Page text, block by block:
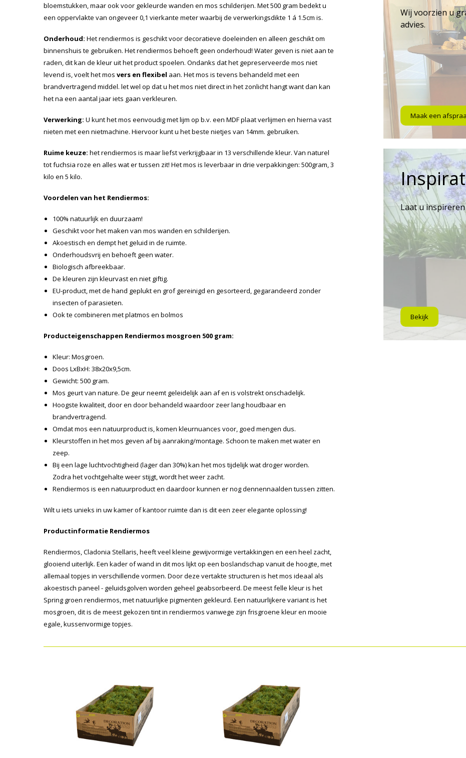
bloemstukken, maar ook voor gekleurde wanden en mos schilderijen. Met 500 gram bedekt u
een oppervlakte van ongeveer 0,1 vierkante meter waarbij de verwerkingsdikte 1 á 1.5cm is.
Onderhoud: Het rendiermos is geschikt voor decoratieve doeleinden en alleen geschikt om
binnenshuis te gebruiken. Het rendiermos behoeft geen onderhoud! Water geven is niet aan te
raden, dit kan de kleur uit het product spoelen. Ondanks dat het gepreserveerde mos niet
levend is, voelt het mos vers en flexibel aan. Het mos is tevens behandeld met een
brandvertragend middel. let wel op dat u het mos niet direct in het zonlicht hangt want dan kan
het na een aantal jaar iets gaan verkleuren.
Verwerking: U kunt het mos eenvoudig met lijm op b.v. een MDF plaat verlijmen en hierna vast
nieten met een nietmachine. Hiervoor kunt u het beste nietjes van 14mm. gebruiken.
Ruime keuze: het rendiermos is maar liefst verkrijgbaar in 13 verschillende kleur. Van naturel
tot fuchsia roze en alles wat er tussen zit! Het mos is leverbaar in drie verpakkingen: 500gram, 3
kilo en 5 kilo.
Voordelen van het Rendiermos:
100% natuurlijk en duurzaam!
Geschikt voor het maken van mos wanden en schilderijen.
Akoestisch en dempt het geluid in de ruimte.
Onderhoudsvrij en behoeft geen water.
Biologisch afbreekbaar.
De kleuren zijn kleurvast en niet giftig.
EU-product, met de hand geplukt en grof gereinigd en gesorteerd, gegarandeerd zonder
insecten of parasieten.
Ook te combineren met platmos en bolmos
Producteigenschappen Rendiermos mosgroen 500 gram:
Kleur: Mosgroen.
Doos LxBxH: 38x20x9,5cm.
Gewicht: 500 gram.
Mos geurt van nature. De geur neemt geleidelijk aan af en is volstrekt onschadelijk.
Hoogste kwaliteit, door en door behandeld waardoor zeer lang houdbaar en
brandvertragend.
Omdat mos een natuurproduct is, komen kleurnuances voor, goed mengen dus.
Kleurstoffen in het mos geven af bij aanraking/montage. Schoon te maken met water en
zeep.
Bij een lage luchtvochtigheid (lager dan 30%) kan het mos tijdelijk wat droger worden.
Zodra het vochtgehalte weer stijgt, wordt het weer zacht.
Rendiermos is een natuurproduct en daardoor kunnen er nog dennennaalden tussen zitten.
Wilt u iets unieks in uw kamer of kantoor ruimte dan is dit een zeer elegante oplossing!
Productinformatie Rendiermos
Rendiermos, Cladonia Stellaris, heeft veel kleine gewijvormige vertakkingen en een heel zacht,
glooiend uiterlijk. Een kader of wand in dit mos lijkt op een boslandschap vanuit de hoogte, met
allemaal topjes in verschillende vormen. Door deze vertakte structuren is het mos ideaal als
akoestisch paneel - geluidsgolven worden geheel geabsorbeerd. De meest felle kleur is het
Spring groen rendiermos, met natuurlijke pigmenten gekleurd. Een natuurlijkere variant is het
mosgroen, dit is de meest gekozen tint in rendiermos vanwege zijn frisgroene kleur en mooie
egale, kussenvormige topjes.
Wij voorzien u
advies.
Maak een
Laat u
Bekijk